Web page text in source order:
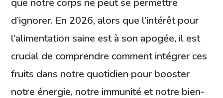
d’ignorer. En 2026, alors que l’intérêt pour
l’alimentation saine est à son apogée, il est
crucial de comprendre comment intégrer ces
fruits dans notre quotidien pour booster
notre énergie, notre immunité et notre bien-